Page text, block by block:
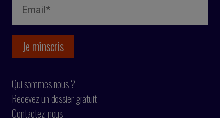
Qui sommes nous ?
Recevez un dossier gratuit
Contactez-nous